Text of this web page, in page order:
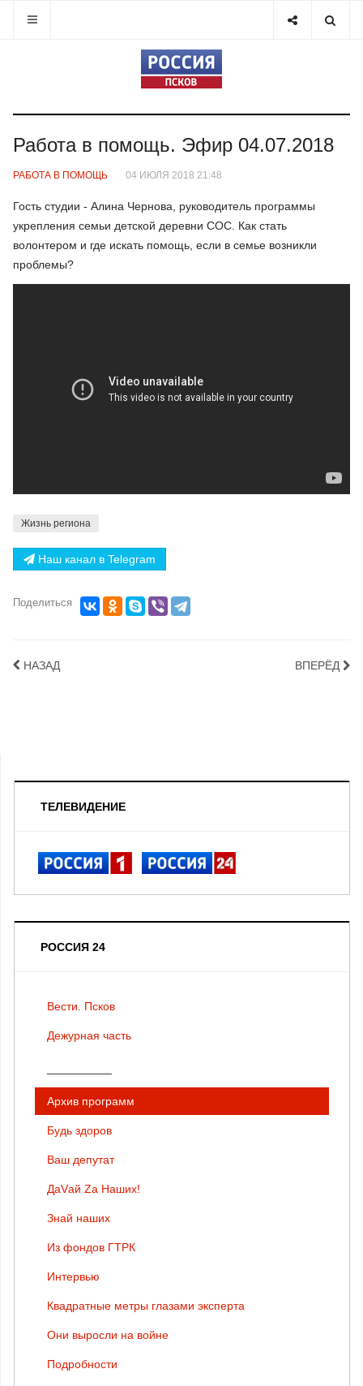
Работа в помощь. Эфир 04.07.2018
РАБОТА В ПОМОЩЬ 04 ИЮЛЯ 2018 21:48
Гость студии - Алина Чернова, руководитель программы
укрепления семьи детской деревни СОС. Как стать
волонтером и где искать помощь, если в семье возникли
проблемы?
Жизнь региона
Наш канал в Telegram
Поделиться
НАЗАД ВПЕРЁД
ТЕЛЕВИДЕНИЕ
РОССИЯ 24
Вести. Псков
Дежурная часть
Архив программ
Будь здоров
Ваш депутат
ДаVай Zа Наших!
Знай наших
Из фондов ГТРК
Интервью
Квадратные метры глазами эксперта
Они выросли на войне
Подробности